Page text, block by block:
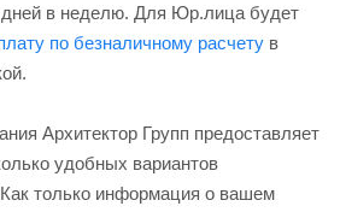
дней в неделю. Для Юр.лица будет
по безналичному расчету в
Архитектор Групп предоставляет
удобных вариантов
только информация о вашем